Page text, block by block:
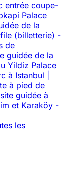
entrée coupe-
Palace
de la
(billetterie) -
de
guidée de la
Yildiz Palace
à Istanbul |
à pied de
guidée à
et Karaköy -
les